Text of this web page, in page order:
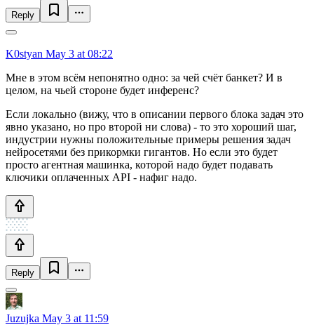
Reply
K0styan May 3 at 08:22
Мне в этом всём непонятно одно: за чей счёт банкет? И в
целом, на чьей стороне будет инференс?
Если локально (вижу, что в описании первого блока задач это
явно указано, но про второй ни слова) - то это хороший шаг,
индустрии нужны положительные примеры решения задач
нейросетями без прикормки гигантов. Но если это будет
просто агентная машинка, которой надо будет подавать
ключики оплаченных API - нафиг надо.
Reply
Juzujka May 3 at 11:59